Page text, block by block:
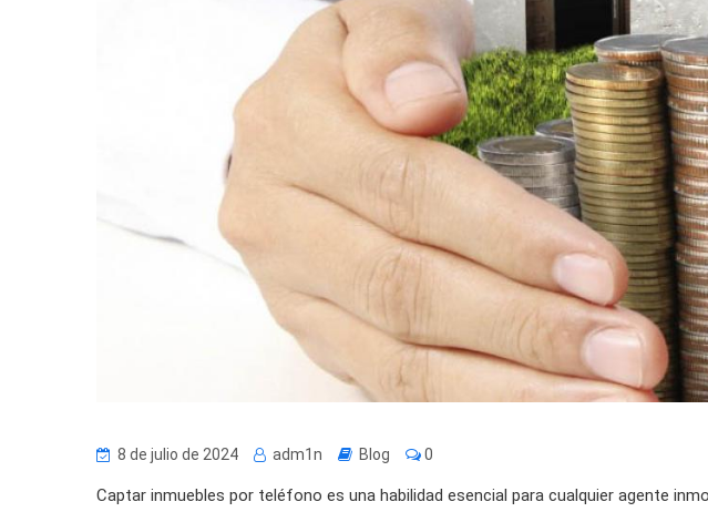
8 de julio de 2024 adm1n Blog 0
Captar inmuebles por teléfono es una habilidad esencial para cualquier agente